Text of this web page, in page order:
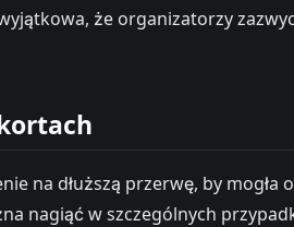
że organizatorzy
na dłuższą przerwę, by
nagiąć w szczególnych